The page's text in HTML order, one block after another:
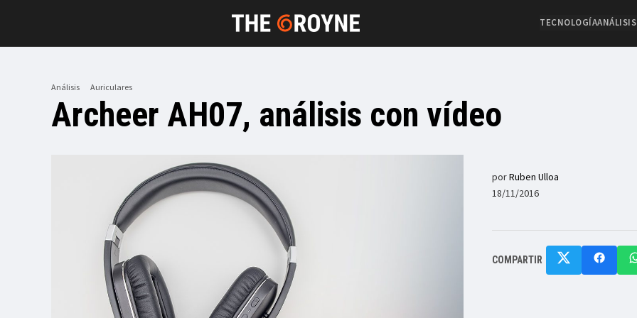
TECNOLOGÍAANÁLISIS
Análisis Auriculares
Archeer AH07, análisis con vídeo
porRuben Ulloa
18/11/2016
COMPARTIR